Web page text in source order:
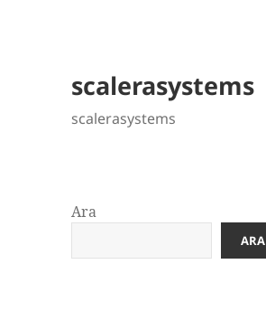
scalerasystems
scalerasystems
Ara
ARA